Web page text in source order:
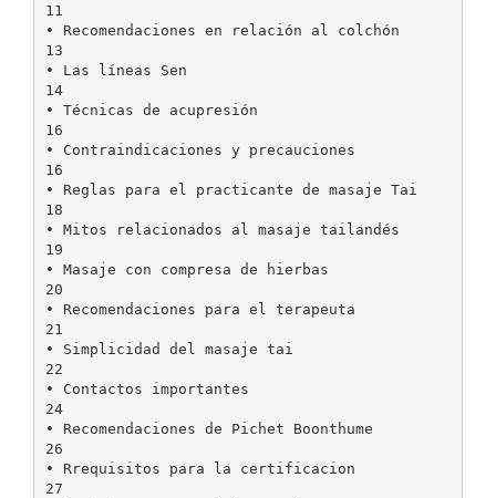
11
• Recomendaciones en relación al colchón
13
• Las líneas Sen
14
• Técnicas de acupresión
16
• Contraindicaciones y precauciones
16
• Reglas para el practicante de masaje Tai
18
• Mitos relacionados al masaje tailandés
19
• Masaje con compresa de hierbas
20
• Recomendaciones para el terapeuta
21
• Simplicidad del masaje tai
22
• Contactos importantes
24
• Recomendaciones de Pichet Boonthume
26
• Rrequisitos para la certificacion
27